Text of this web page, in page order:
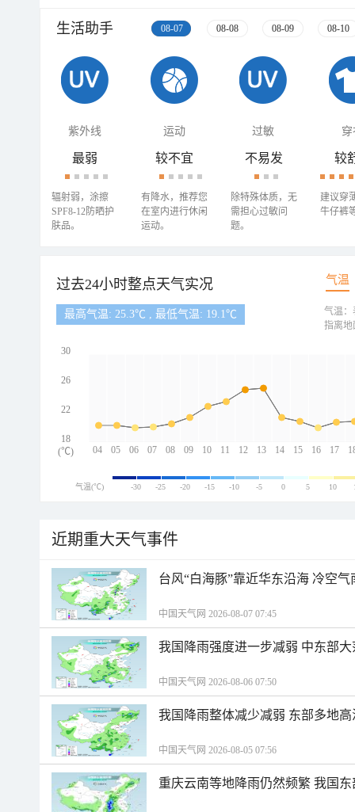
生活助手 08-07 08-08 08-09 08-10
紫外线 运动 过敏 穿
最弱
辐射弱，涂擦
SPF8-12防晒护
肤品。
较不宜
有降水，推荐您
在室内进行休闲
运动。
不易发
除特殊体质，无
需担心过敏问
题。
较
建议穿
牛仔裤
过去24小时整点天气实况 气温
最高气温: 25.3℃ , 最低气温: 19.1℃
04 05 06 07 08 09 10 11 12 13 14 15 16 17
30
26
22
18
(℃)
气温：
指离地
气温(℃) -30 -25 -20 -15 -10 -5 0 5 10
近期重大天气事件
台风“白海豚”靠近华东沿海 冷空
中国天气网 2026-08-07 07:45
我国降雨强度进一步减弱 中东部
中国天气网 2026-08-06 07:50
我国降雨整体减少减弱 东部多地
中国天气网 2026-08-05 07:56
重庆云南等地降雨仍然频繁 我国